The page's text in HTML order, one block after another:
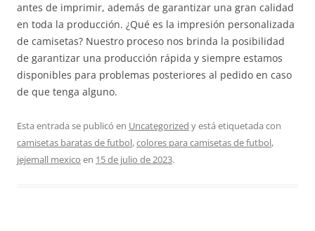
antes de imprimir, además de garantizar una gran calidad
en toda la producción. ¿Qué es la impresión personalizada
de camisetas? Nuestro proceso nos brinda la posibilidad
de garantizar una producción rápida y siempre estamos
disponibles para problemas posteriores al pedido en caso
de que tenga alguno.
Esta entrada se publicó en Uncategorized y está etiquetada con
camisetas baratas de futbol,colores para camisetas de futbol,
jejemall mexico en 15 de julio de 2023.